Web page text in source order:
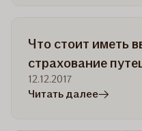
у
Что стоит иметь
страхование
12.12.2017
Читать далеев